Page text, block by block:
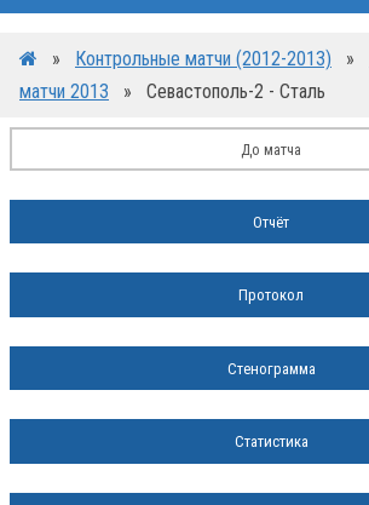
» Контрольные матчи (2012-2013) »
матчи 2013
» Севастополь-2 - Сталь
До матча
Отчёт
Протокол
Стенограмма
Статистика